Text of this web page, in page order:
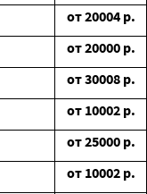
от20004 р.
от20000 р.
от30008 р.
от 10002 р.
от25000 р.
от 10002 р.